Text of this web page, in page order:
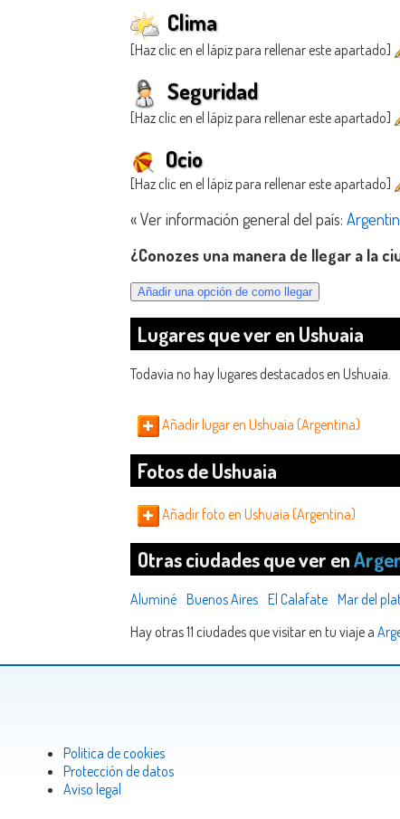
Clima
[Haz clic en el lápiz para rellenar este apartado]
Seguridad
[Haz clic en el lápiz para rellenar este apartado]
Ocio
[Haz clic en el lápiz para rellenar este apartado]
« Ver información general del país:
¿Conozes una manera de llegar a la
Lugares que ver en Ushuaia
Todavia no hay lugares destacados en Ushuaia.
Añadir lugar en Ushuaia (Argentina)
Fotos de Ushuaia
Añadir foto en Ushuaia (Argentina)
Otras ciudades que ver en
Aluminé Buenos Aires El Calafate Mar del
Hay otras 11 ciudades que visitar en tu viaje a
Politica de cookies
Protección de datos
Aviso legal